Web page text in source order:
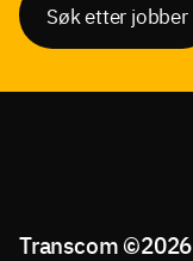
Søk etter jobber
Transcom ©2026